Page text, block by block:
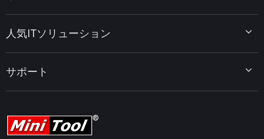
MiniTool PDF Editor
MiniTool MovieMaker
MiniTool uTube Downloader
データ復元ヒント
PDF編集ヒント
動画編集ヒント
ビデオ変換ヒント
画面録画ヒント
人気ITソリューション
MiniTool ニュースセンター
サポート
ヘルプ